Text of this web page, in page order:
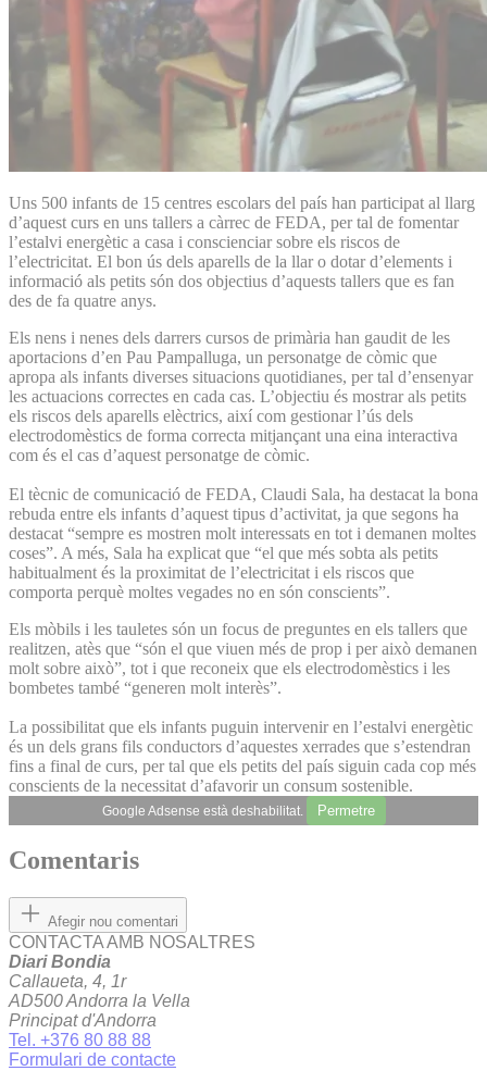
Uns 500 infants de 15 centres escolars del país han participat al llarg
d’aquest curs en uns tallers a càrrec de FEDA, per tal de fomentar
l’estalvi energètic a casa i conscienciar sobre els riscos de
l’electricitat. El bon ús dels aparells de la llar o dotar d’elements i
informació als petits són dos objectius d’aquests tallers que es fan
des de fa quatre anys.
Els nens i nenes dels darrers cursos de primària han gaudit de les
aportacions d’en Pau Pampalluga, un personatge de còmic que
apropa als infants diverses situacions quotidianes, per tal d’ensenyar
les actuacions correctes en cada cas. L’objectiu és mostrar als petits
els riscos dels aparells elèctrics, així com gestionar l’ús dels
electrodomèstics de forma correcta mitjançant una eina interactiva
com és el cas d’aquest personatge de còmic.
El tècnic de comunicació de FEDA, Claudi Sala, ha destacat la bona
rebuda entre els infants d’aquest tipus d’activitat, ja que segons ha
destacat “sempre es mostren molt interessats en tot i demanen moltes
coses”. A més, Sala ha explicat que “el que més sobta als petits
habitualment és la proximitat de l’electricitat i els riscos que
comporta perquè moltes vegades no en són conscients”.
Els mòbils i les tauletes són un focus de preguntes en els tallers que
realitzen, atès que “són el que viuen més de prop i per això demanen
molt sobre això”, tot i que reconeix que els electrodomèstics i les
bombetes també “generen molt interès”.
La possibilitat que els infants puguin intervenir en l’estalvi energètic
és un dels grans fils conductors d’aquestes xerrades que s’estendran
fins a final de curs, per tal que els petits del país siguin cada cop més
conscients de la necessitat d’afavorir un consum sostenible.
Google Adsense està deshabilitat. Permetre
Comentaris
Afegir nou comentari
CONTACTA AMB NOSALTRES
Diari Bondia
Callaueta, 4, 1r
AD500 Andorra la Vella
Principat d'Andorra
Tel. +376 80 88 88
Formulari de contacte